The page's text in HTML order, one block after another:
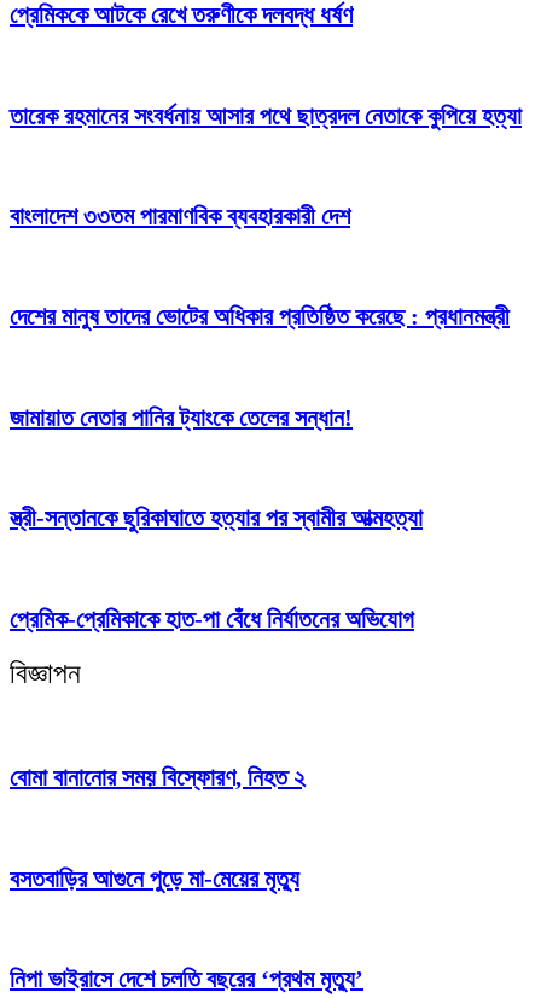
প্রেমিককে আটকে রেখে তরুণীকে দলবদ্ধ ধর্ষণ
তারেক রহমানের সংবর্ধনায় আসার পথে ছাত্রদল নেতাকে কুপিয়ে হত্যা
বাংলাদেশ ৩৩তম পারমাণবিক ব্যবহারকারী দেশ
দেশের মানুষ তাদের ভোটের অধিকার প্রতিষ্ঠিত করেছে : প্রধানমন্ত্রী
জামায়াত নেতার পানির ট্যাংকে তেলের সন্ধান!
স্ত্রী-সন্তানকে ছুরিকাঘাতে হত্যার পর স্বামীর আত্মহত্যা
প্রেমিক-প্রেমিকাকে হাত-পা বেঁধে নির্যাতনের অভিযোগ
বিজ্ঞাপন
বোমা বানানোর সময় বিস্ফোরণ, নিহত ২
বসতবাড়ির আগুনে পুড়ে মা-মেয়ের মৃত্যু
নিপা ভাইরাসে দেশে চলতি বছরের ‘প্রথম মৃত্যু’